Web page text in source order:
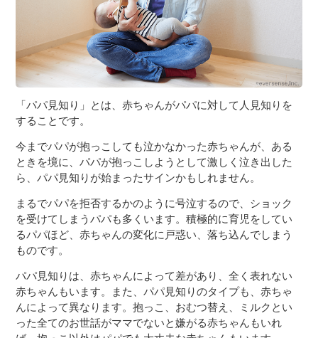
「パパ見知り」とは、赤ちゃんがパパに対して人見知りを
することです。
今までパパが抱っこしても泣かなかった赤ちゃんが、ある
ときを境に、パパが抱っこしようとして激しく泣き出した
ら、パパ見知りが始まったサインかもしれません。
まるでパパを拒否するかのように号泣するので、ショック
を受けてしまうパパも多くいます。積極的に育児をしてい
るパパほど、赤ちゃんの変化に戸惑い、落ち込んでしまう
ものです。
パパ見知りは、赤ちゃんによって差があり、全く表れない
赤ちゃんもいます。また、パパ見知りのタイプも、赤ちゃ
んによって異なります。抱っこ、おむつ替え、ミルクとい
った全てのお世話がママでないと嫌がる赤ちゃんもいれ